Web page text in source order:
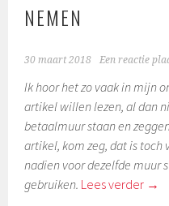
NEMEN
30 maart 2018 Een reactie
Ik hoor het zo vaak in mijn
artikel willen lezen, al dan
betaalmuur staan en
artikel, kom zeg, dat is toch
nadien voor dezelfde muur
gebruiken. Lees verder →